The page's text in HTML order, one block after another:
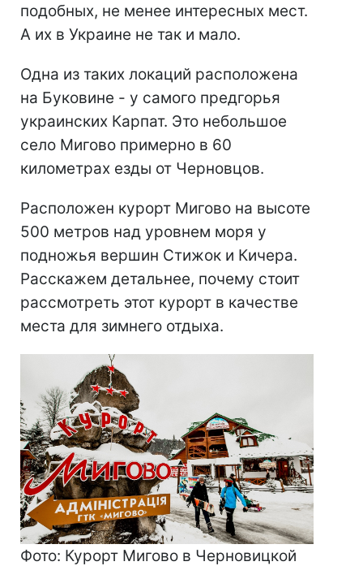
подобных, не менее интересных мест.
А их в Украине не так и мало.
Одна из таких локаций расположена
на Буковине - у самого предгорья
украинских Карпат. Это небольшое
село Мигово примерно в 60
километрах езды от Черновцов.
Расположен курорт Мигово на высоте
500 метров над уровнем моря у
подножья вершин Стижок и Кичера.
Расскажем детальнее, почему стоит
рассмотреть этот курорт в качестве
места для зимнего отдыха.
Фото: Курорт Мигово в Черновицкой